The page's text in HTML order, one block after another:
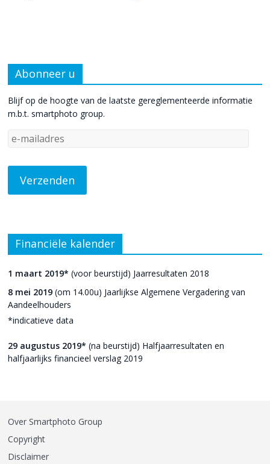
Abonneer u
Blijf op de hoogte van de laatste gereglementeerde informatie
m.b.t. smartphoto group.
Financiële kalender
1 maart 2019* (voor beurstijd) Jaarresultaten 2018
8 mei 2019 (om 14.00u) Jaarlijkse Algemene Vergadering van
Aandeelhouders
*indicatieve data
29 augustus 2019* (na beurstijd) Halfjaarresultaten en
halfjaarlijks financieel verslag 2019
Over Smartphoto Group
Copyright
Disclaimer